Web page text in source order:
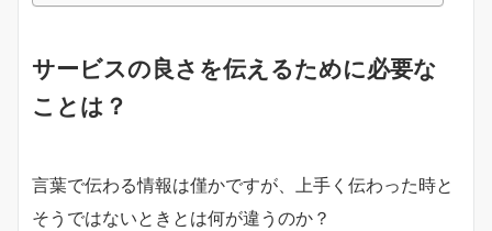
サービスの良さを伝えるために必要な
ことは？
言葉で伝わる情報は僅かですが、上手く伝わった時と
そうではないときとは何が違うのか？